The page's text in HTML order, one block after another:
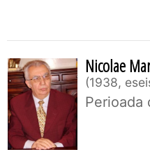
Nicolae
1938,
Perioada